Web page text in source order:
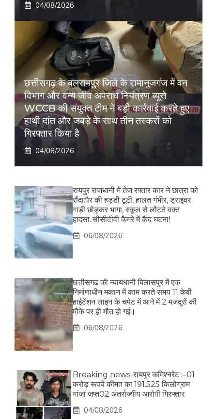
04/08/2026
छत्तीसगढ़ के बलरामपुर जिले के रामानुजगंज में वन
विभाग और वन्य जीव अपराध नियंत्रण ब्यूरो
WCCB की संयुक्त टीम ने बड़ी कार्रवाई करते हुए
हाथी दांत और जबड़े के साथ तीन तस्करों को
गिरफ्तार किया है
04/08/2026
रायपुर राजधानी में तेज रफ्तार कार ने छात्रा को
रौंदा:पैर की हड्डी टूटी, हालत गंभीर, ड्राइवर
गाड़ी छोड़कर भागा, स्कूल से लौटते वक्त
हादसा..सीसीटीवी कैमरे में कैद घटना!
06/08/2026
छत्तीसगढ़ की न्यायधानी बिलासपुर में एक
निर्माणाधीन मकान में काम करते समय 11 केवी
हाईटेंशन लाइन के चपेट में आने में 2 मजदूरों की
मौके पर ही मौत हो गई।
06/08/2026
Breaking news-रायपुर कमिश्नरेट :–01
करोड़ रूपये कीमत का 191.525 किलोग्राम
गांजा जप्त02 अंतर्राज्यीय आरोपी गिरफ्तार
04/08/2026